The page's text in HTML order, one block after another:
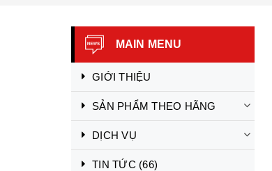
MAIN MENU
GIỚI THIỆU
SẢN PHẨM THEO HÃNG
DỊCH VỤ
TIN TỨC (66)